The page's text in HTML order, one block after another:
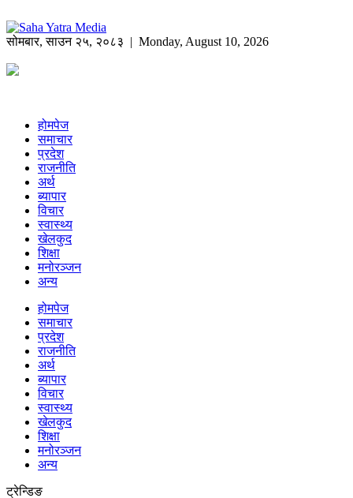
सोमबार,साउन २५, २०८३ | Monday, August 10, 2026
होमपेज
समाचार
प्रदेश
राजनीति
अर्थ
ब्यापार
विचार
स्वास्थ्य
खेलकुद
शिक्षा
मनोरञ्जन
अन्य
होमपेज
समाचार
प्रदेश
राजनीति
अर्थ
ब्यापार
विचार
स्वास्थ्य
खेलकुद
शिक्षा
मनोरञ्जन
अन्य
ट्रेन्डिङ